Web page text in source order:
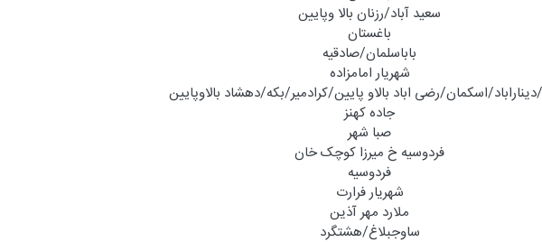
سعید آباد/رزنان بالا وپایین
باغستان
باباسلمان/صادقیه
شهریار امامزاده
دیناراباد/اسکمان/رضی اباد بالاو پایین/کرادمیر/بکه/دهشاد بالاوپایین
جاده کهنز
صبا شهر
فردوسیه خ میرزا کوچک خان
فردوسیه
شهریار فرارت
ملارد مهر آذین
ساوجبلاغ/هشتگرد